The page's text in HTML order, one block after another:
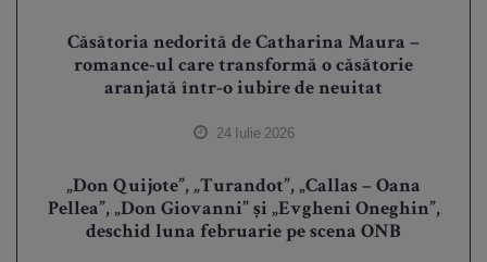
Căsătoria nedorită de Catharina Maura –
romance-ul care transformă o căsătorie
aranjată într-o iubire de neuitat
24 Iulie 2026
„Don Quijote”, „Turandot”, „Callas – Oana
Pellea”, „Don Giovanni” și „Evgheni Oneghin”,
deschid luna februarie pe scena ONB